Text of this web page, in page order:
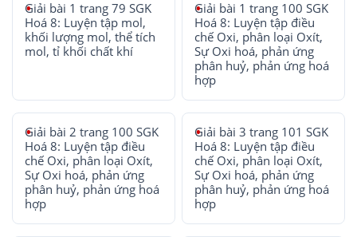
Giải bài 1 trang 79 SGK
Hoá 8: Luyện tập mol,
khối lượng mol, thể tích
mol, tỉ khối chất khí
Giải bài 1 trang 100 SGK
Hoá 8: Luyện tập điều
chế Oxi, phân loại Oxít,
Sự Oxi hoá, phản ứng
phân huỷ, phản ứng hoá
hợp
Giải bài 2 trang 100 SGK
Hoá 8: Luyện tập điều
chế Oxi, phân loại Oxít,
Sự Oxi hoá, phản ứng
phân huỷ, phản ứng hoá
hợp
Giải bài 3 trang 101 SGK
Hoá 8: Luyện tập điều
chế Oxi, phân loại Oxít,
Sự Oxi hoá, phản ứng
phân huỷ, phản ứng hoá
hợp